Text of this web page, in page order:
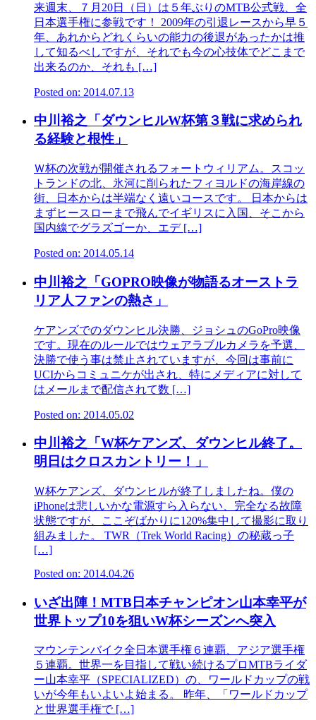
来週末、７月20日（日）は５年ぶりのMTB公式戦、全
日本選手権に参戦です！ 2009年の引退レースから早５
年、あれからどれくらいの能力の後退があったかは推
して知るべしですが、それでも今の心技体でどこまで
出来るのか、それも […]
Posted on: 2014.07.13
中川裕之「ダウンヒルW杯第３戦に求められ
る経験と根性」
Ｗ杯の次戦が開催されるフォートウィリアム。スコッ
トランドの北、氷河に削られたフィヨルドの海岸線の
街、日本からは半端なく遠いコースです。 日本からは
まずヒースローまで飛んでイギリスに入国、そこから
国内線でグラズゴーか、エデ […]
Posted on: 2014.05.14
中川裕之「GOPRO映像が物語るオーストラ
リア人ファンの熱さ」
ケアンズでのダウンヒル決勝、ジョシュのGoPro映像
です。現在のルールではウェアラブルカメラを予選、
決勝で使う事は禁止されていますが、今回は事前に
UCIからコミュニケが出され、特にメディアに対して
はメールまで配信されて数 […]
Posted on: 2014.05.02
中川裕之「W杯ケアンズ、ダウンヒル終了。
明日はクロスカントリー！」
Ｗ杯ケアンズ、ダウンヒルが終了しましたね。僕の
iPhoneは悲しいかな電源すら入らない、完全なる故障
状態ですが、ここぞばかりに120%集中して撮影に取り
組みました。 TWR（Trek World Racing）の秘蔵っ子
[…]
Posted on: 2014.04.26
いざ出陣！MTB日本チャンピオン山本幸平が
世界トップ10を狙いW杯シーズンへ突入
マウンテンバイク全日本選手権６連覇、アジア選手権
５連覇。世界一を目指して戦い続けるプロMTBライダ
ー山本幸平（SPECIALIZED）の、ワールドカップの戦
いが今年もいよいよ始まる。 昨年、「ワールドカップ
と世界選手権で […]